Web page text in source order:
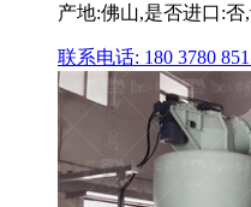
产地:佛山,是否进口:否
联系电话: 180 3780